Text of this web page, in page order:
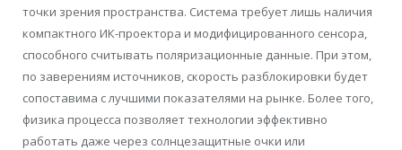
точки зрения пространства. Система требует лишь наличия
компактного ИК-проектора и модифицированного сенсора,
способного считывать поляризационные данные. При этом,
по заверениям источников, скорость разблокировки будет
сопоставима с лучшими показателями на рынке. Более того,
физика процесса позволяет технологии эффективно
работать даже через солнцезащитные очки или